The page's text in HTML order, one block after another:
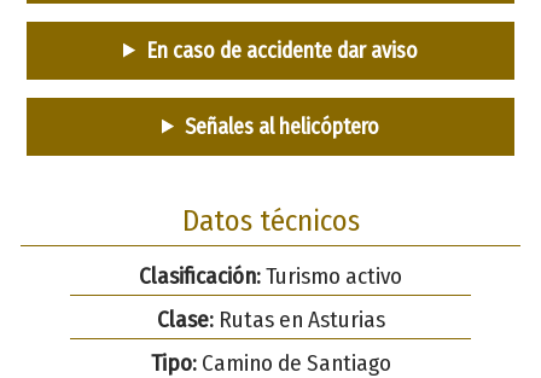
En caso de accidente dar aviso
Señales al helicóptero
Datos técnicos
Clasificación:Turismo activo
Clase:Rutas en Asturias
Tipo:Camino de Santiago